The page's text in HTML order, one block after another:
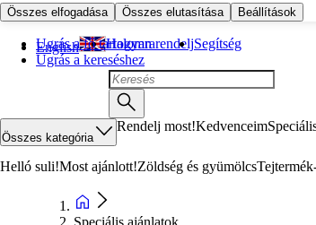
Összes elfogadása Összes elutasítása Beállítások
Ugrás a fő tartalomra
Ugrás a kereséshez
English Hogyan rendeljSegítség
Összes kategória
Rendelj most!Kedvenceim
Helló suli!Most ajánlott!Zöldség és gyümölcs